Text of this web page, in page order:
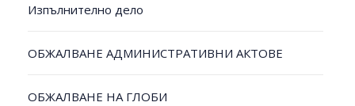
Изпълнително дело
ОБЖАЛВАНЕ АДМИНИСТРАТИВНИ АКТОВЕ
ОБЖАЛВАНЕ НА ГЛОБИ